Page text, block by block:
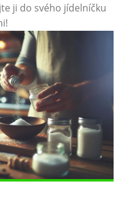
ji do svého jídelníčku